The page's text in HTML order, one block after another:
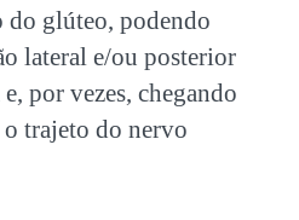
do glúteo, podendo
lateral e/ou posterior
por vezes, chegando
trajeto do nervo